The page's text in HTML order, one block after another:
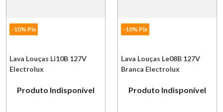
-10% Pix
Lava Louças Li10B 127V
Electrolux
Produto Indisponível
-10% Pix
Lava Louças Le08B 127V
Branca Electrolux
Produto Indisponível